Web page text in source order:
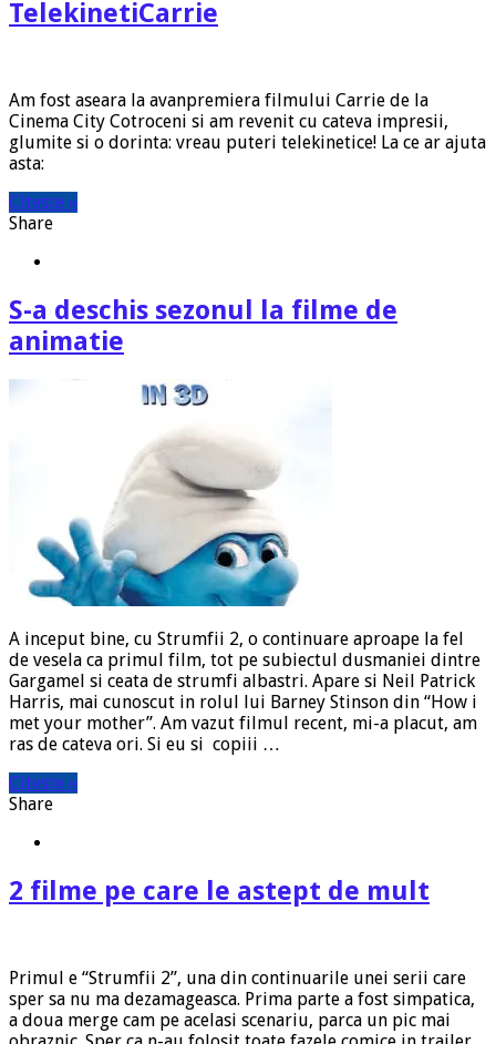
TelekinetiCarrie
Am fost aseara la avanpremiera filmului Carrie de la
Cinema City Cotroceni si am revenit cu cateva impresii,
glumite si o dorinta: vreau puteri telekinetice! La ce ar ajuta
asta:
Citeste »
Share
S-a deschis sezonul la filme de
animatie
A inceput bine, cu Strumfii 2, o continuare aproape la fel
de vesela ca primul film, tot pe subiectul dusmaniei dintre
Gargamel si ceata de strumfi albastri. Apare si Neil Patrick
Harris, mai cunoscut in rolul lui Barney Stinson din “How i
met your mother”. Am vazut filmul recent, mi-a placut, am
ras de cateva ori. Si eu si copiii …
Citeste »
Share
2 filme pe care le astept de mult
Primul e “Strumfii 2”, una din continuarile unei serii care
sper sa nu ma dezamageasca. Prima parte a fost simpatica,
a doua merge cam pe acelasi scenariu, parca un pic mai